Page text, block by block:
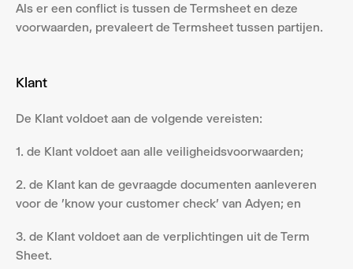
Als er een conflict is tussen de Termsheet en deze
voorwaarden, prevaleert de Termsheet tussen partijen.
Klant
De Klant voldoet aan de volgende vereisten:
1. de Klant voldoet aan alle veiligheidsvoorwaarden;
2. de Klant kan de gevraagde documenten aanleveren
voor de 'know your customer check' van Adyen; en
3. de Klant voldoet aan de verplichtingen uit de Term
Sheet.